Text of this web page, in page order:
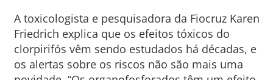
A toxicologista e pesquisadora da Fiocruz Karen
Friedrich explica que os efeitos tóxicos do
clorpirifós vêm sendo estudados há décadas, e
os alertas sobre os riscos não são mais uma